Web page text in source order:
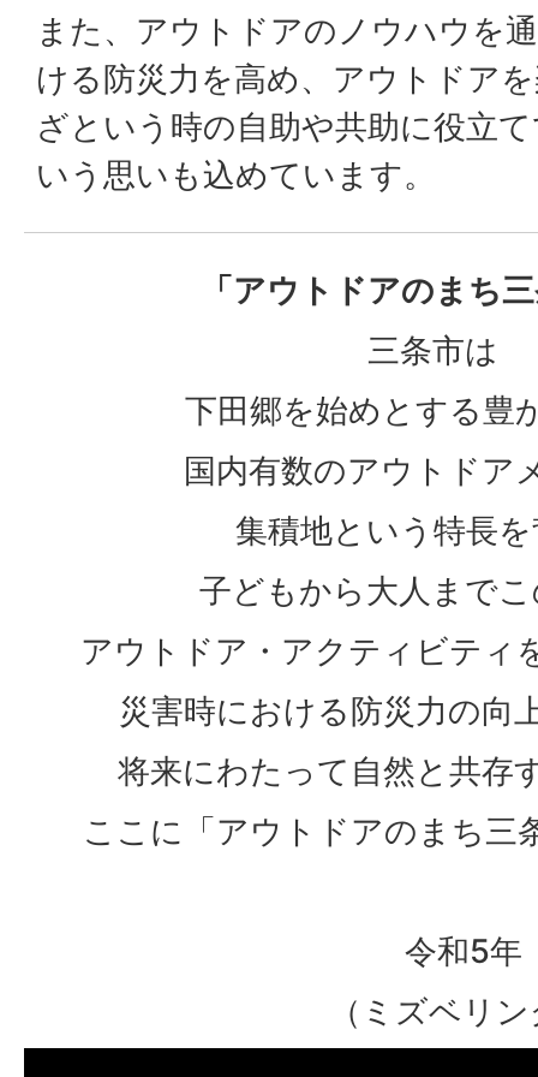
また、アウトドアのノウハウを
ける防災力を高め、アウトドア
ざという時の自助や共助に役立
いう思いも込めています。
「アウトドアのまち
三条市は
下田郷を始めとする豊
国内有数のアウトドア
集積地という特長
子どもから大人まで
アウトドア・アクティビティ
災害時における防災力の向
将来にわたって自然と共存
ここに「アウトドアのまち三
令和5年
（ミズベリ